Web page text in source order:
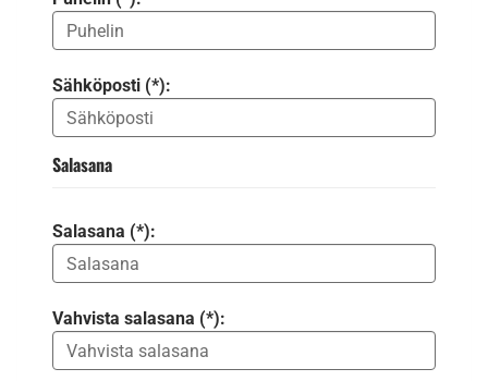
Sähköposti (*):
Salasana
Salasana (*):
Vahvista salasana (*):